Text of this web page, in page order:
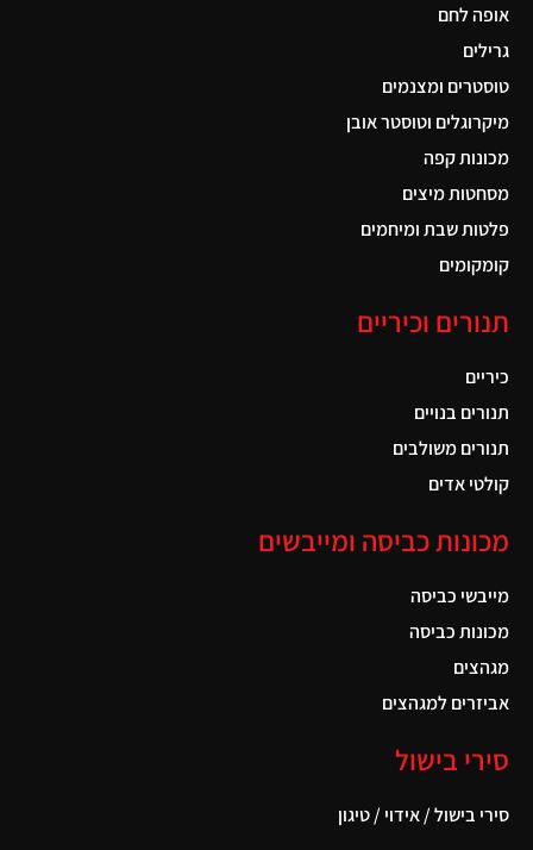
אופה לחם
גרילים
טוסטרים ומצנמים
מיקרוגלים וטוסטר אובן
מכונות קפה
מסחטות מיצים
פלטות שבת ומיחמים
קומקומים
תנורים וכיריים
כיריים
תנורים בנויים
תנורים משולבים
קולטי אדים
מכונות כביסה ומייבשים
מייבשי כביסה
מכונות כביסה
מגהצים
אביזרים למגהצים
סירי בישול
סירי בישול / אידוי / טיגון